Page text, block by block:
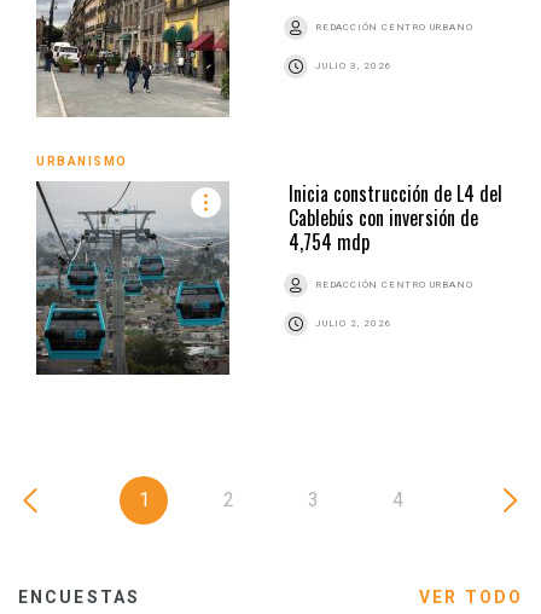
REDACCIÓN CENTRO URBANO
JULIO 3, 2026
URBANISMO
Inicia construcción de L4 del
Cablebús con inversión de
4,754 mdp
REDACCIÓN CENTRO URBANO
JULIO 2, 2026
1 2 3 4
ENCUESTAS VER TODO